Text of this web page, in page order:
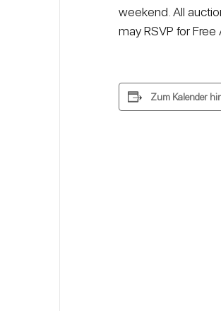
weekend. All
may RSVP for
Zum Kalender